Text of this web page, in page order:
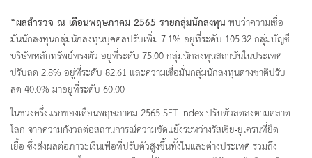
“ผลสำรวจ ณ เดือนพฤษภาคม 2565 รายกลุ่มนักลงทุนพบว่าความเชื่อ
มั่นนักลงทุนกลุ่มนักลงทุนบุคคลปรับเพิ่ม 7.1% อยู่ที่ระดับ 105.32 กลุ่มบัญชี
บริษัทหลักทรัพย์ทรงตัว อยู่ที่ระดับ 75.00 กลุ่มนักลงทุนสถาบันในประเทศ
ปรับลด 2.8% อยู่ที่ระดับ 82.61 และความเชื่อมั่นกลุ่มนักลงทุนต่างชาติปรับ
ลด 40.0% มาอยู่ที่ระดับ 60.00
ในช่วงครึ่งแรกของเดือนพฤษภาคม 2565 SET Index ปรับตัวลดลงตามตลาด
โลก จากความกังวลต่อสถานการณ์ความขัดแย้งระหว่างรัสเซีย-ยูเครนที่ยืด
เยื้อ ซึ่งส่งผลต่อภาวะเงินเฟ้อที่ปรับตัวสูงขึ้นทั้งในและต่างประเทศ รวมถึง